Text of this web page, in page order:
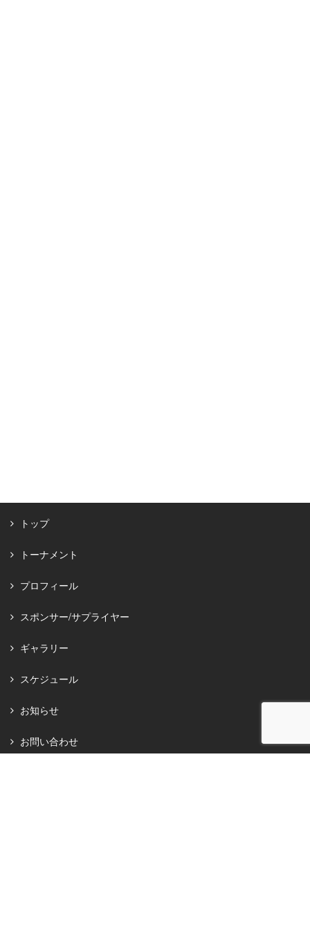
トップ
トーナメント
プロフィール
スポンサー/サプライヤー
ギャラリー
スケジュール
お知らせ
お問い合わせ